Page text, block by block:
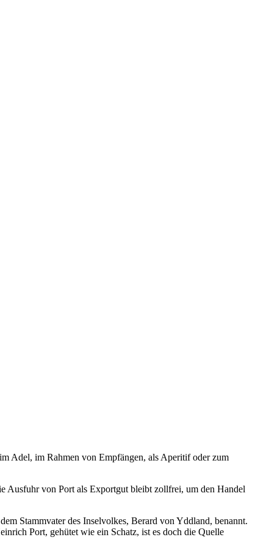
Adel, im Rahmen von Empfängen, als Aperitif oder zum
Ausfuhr von Port als Exportgut bleibt zollfrei, um den Handel
Stammvater des Inselvolkes, Berard von Yddland, benannt.
Port, gehütet wie ein Schatz, ist es doch die Quelle